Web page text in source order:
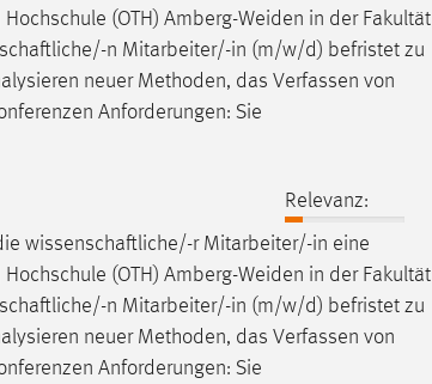
Hochschule (OTH) Amberg-Weiden in der Fakultät
n Mitarbeiter/-in (m/w/d) befristet zu
neuer Methoden, das Verfassen von
Anforderungen: Sie
Relevanz:
wissenschaftliche/-rMitarbeiter/-in eine
Hochschule (OTH) Amberg-Weiden in der Fakultät
n Mitarbeiter/-in (m/w/d) befristet zu
neuer Methoden, das Verfassen von
Anforderungen: Sie